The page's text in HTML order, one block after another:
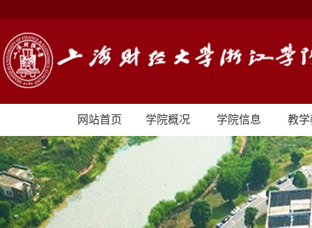
网站首页 学院概况 学院信息 教